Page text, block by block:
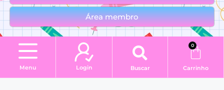
Área membro
Menu Login Buscar
0
Carrinho